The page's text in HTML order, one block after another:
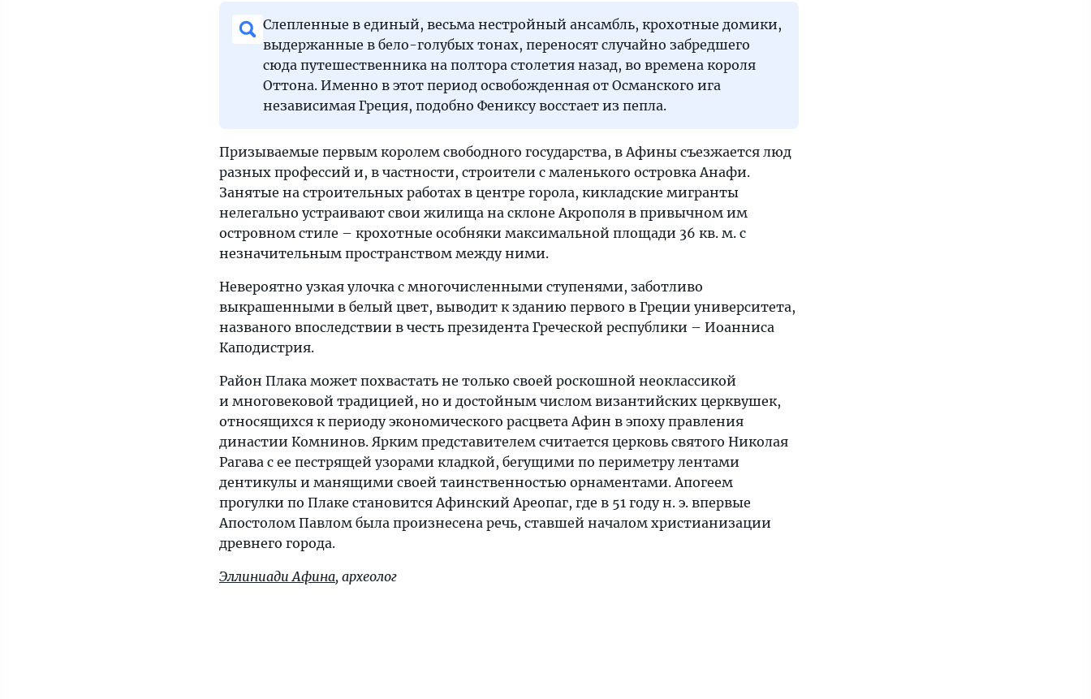
Слепленные в единый, весьма нестройный ансамбль, крохотные домики,
выдержанные в бело-голубых тонах, переносят случайно забредшего
сюда путешественника на полтора столетия назад, во времена короля
Оттона. Именно в этот период освобожденная от Османского ига
независимая Греция, подобно Фениксу восстает из пепла.
Призываемые первым королем свободного государства, в Афины съезжается люд
разных профессий и, в частности, строители с маленького островка Анафи.
Занятые на строительных работах в центре горола, кикладские мигранты
нелегально устраивают свои жилища на склоне Акрополя в привычном им
островном стиле – крохотные особняки максимальной площади 36 кв. м. с
незначительным пространством между ними.
Невероятно узкая улочка с многочисленными ступенями, заботливо
выкрашенными в белый цвет, выводит к зданию первого в Греции университета,
названого впоследствии в честь президента Греческой республики – Иоанниса
Каподистрия.
Район Плака может похвастать не только своей роскошной неоклассикой
и многовековой традицией, но и достойным числом византийских церквушек,
относящихся к периоду экономического расцвета Афин в эпоху правления
династии Комнинов. Ярким представителем считается церковь святого Николая
Рагава с ее пестрящей узорами кладкой, бегущими по периметру лентами
дентикулы и манящими своей таинственностью орнаментами. Апогеем
прогулки по Плаке становится Афинский Ареопаг, где в 51 году н. э. впервые
Апостолом Павлом была произнесена речь, ставшей началом христианизации
древнего города.
Эллиниади Афина, археолог